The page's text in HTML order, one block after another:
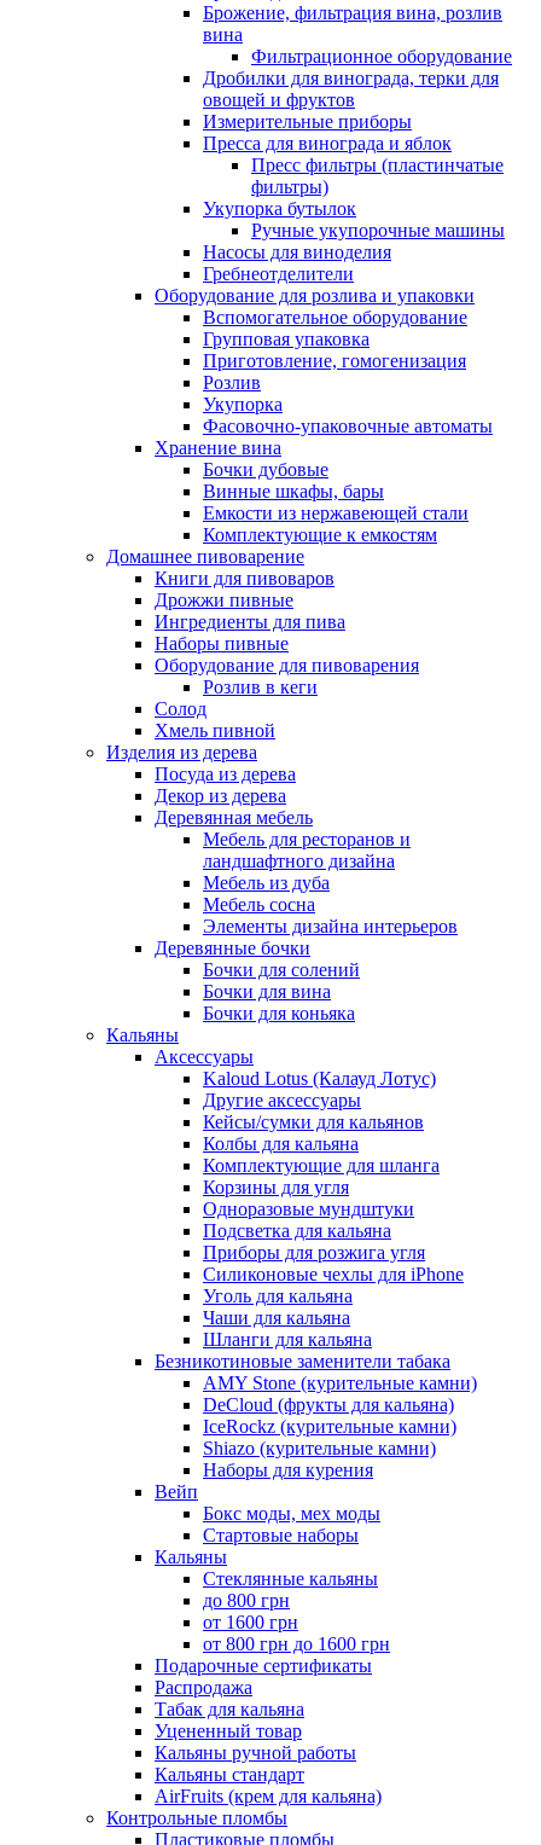
Брожение, фильтрация вина, розлив
вина
Фильтрационное оборудование
Дробилки для винограда, терки для
овощей и фруктов
Измерительные приборы
Пресса для винограда и яблок
Пресс фильтры (пластинчатые
фильтры)
Укупорка бутылок
Ручные укупорочные машины
Насосы для виноделия
Гребнеотделители
Оборудование для розлива и упаковки
Вспомогательное оборудование
Групповая упаковка
Приготовление, гомогенизация
Розлив
Укупорка
Фасовочно-упаковочные автоматы
Хранение вина
Бочки дубовые
Винные шкафы, бары
Емкости из нержавеющей стали
Комплектующие к емкостям
Домашнее пивоварение
Книги для пивоваров
Дрожжи пивные
Ингредиенты для пива
Наборы пивные
Оборудование для пивоварения
Розлив в кеги
Солод
Хмель пивной
Изделия из дерева
Посуда из дерева
Декор из дерева
Деревянная мебель
Мебель для ресторанов и
ландшафтного дизайна
Мебель из дуба
Мебель сосна
Элементы дизайна интерьеров
Деревянные бочки
Бочки для солений
Бочки для вина
Бочки для коньяка
Кальяны
Аксессуары
Kaloud Lotus (Калауд Лотус)
Другие аксессуары
Кейсы/сумки для кальянов
Колбы для кальяна
Комплектующие для шланга
Корзины для угля
Одноразовые мундштуки
Подсветка для кальяна
Приборы для розжига угля
Силиконовые чехлы для iPhone
Уголь для кальяна
Чаши для кальяна
Шланги для кальяна
Безникотиновые заменители табака
AMY Stone (курительные камни)
DeCloud (фрукты для кальяна)
IceRockz (курительные камни)
Shiazo (курительные камни)
Наборы для курения
Вейп
Бокс моды, мех моды
Стартовые наборы
Кальяны
Стеклянные кальяны
до 800 грн
от 1600 грн
от 800 грн до 1600 грн
Подарочные сертификаты
Распродажа
Табак для кальяна
Уцененный товар
Кальяны ручной работы
Кальяны стандарт
AirFruits (крем для кальяна)
Контрольные пломбы
Пластиковые пломбы